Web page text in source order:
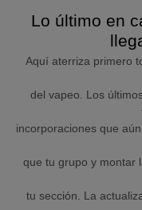
Lo último en
Aquí aterriza primero
del vapeo. Los
incorporaciones que
que tu grupo y montar
tu sección. La